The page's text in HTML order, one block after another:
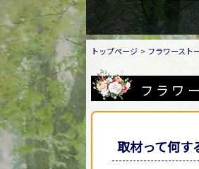
トップページ フラワースト
フラワ
取材って何す